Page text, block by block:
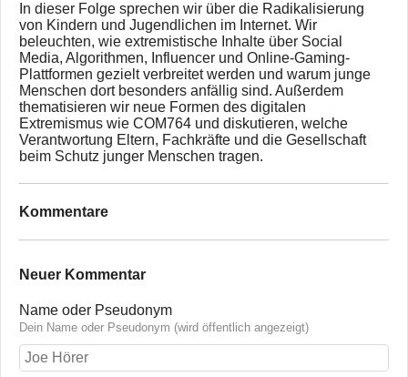
In dieser Folge sprechen wir über die Radikalisierung
von Kindern und Jugendlichen im Internet. Wir
beleuchten, wie extremistische Inhalte über Social
Media, Algorithmen, Influencer und Online-Gaming-
Plattformen gezielt verbreitet werden und warum junge
Menschen dort besonders anfällig sind. Außerdem
thematisieren wir neue Formen des digitalen
Extremismus wie COM764 und diskutieren, welche
Verantwortung Eltern, Fachkräfte und die Gesellschaft
beim Schutz junger Menschen tragen.
Kommentare
Neuer Kommentar
Name oder Pseudonym
Dein Name oder Pseudonym (wird öffentlich angezeigt)